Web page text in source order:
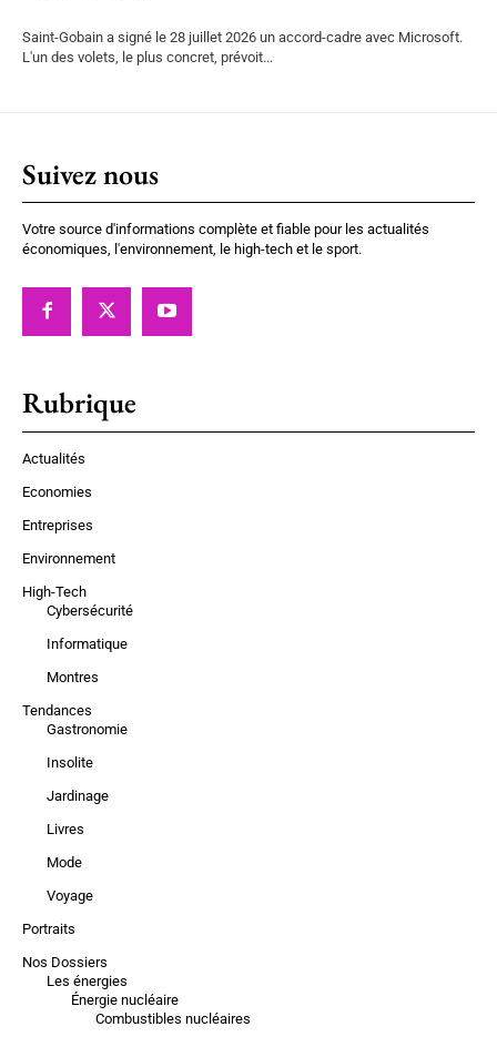
Saint-Gobain a signé le 28 juillet 2026 un accord-cadre avec Microsoft.
L'un des volets, le plus concret, prévoit...
Suivez nous
Votre source d'informations complète et fiable pour les actualités
économiques, l'environnement, le high-tech et le sport.
Rubrique
Actualités
Economies
Entreprises
Environnement
High-Tech
Cybersécurité
Informatique
Montres
Tendances
Gastronomie
Insolite
Jardinage
Livres
Mode
Voyage
Portraits
Nos Dossiers
Les énergies
Énergie nucléaire
Combustibles nucléaires